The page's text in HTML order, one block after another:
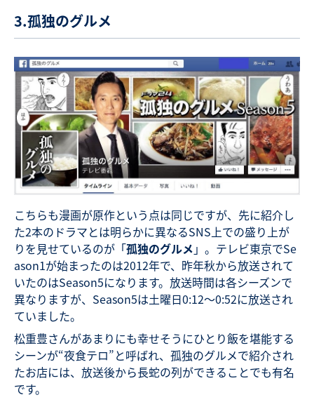
3.孤独のグルメ
こちらも漫画が原作という点は同じですが、先に紹介し
た2本のドラマとは明らかに異なるSNS上での盛り上が
りを見せているのが「孤独のグルメ 」。テレビ東京でSe
ason1が始まったのは2012年で、昨年秋から放送されて
いたのはSeason5になります。放送時間は各シーズンで
異なりますが、Season5は土曜日0:12〜0:52に放送され
ていました。
松重豊さんがあまりにも幸せそうにひとり飯を堪能する
シーンが“夜食テロ”と呼ばれ、孤独のグルメで紹介され
たお店には、放送後から長蛇の列ができることでも有名
です。